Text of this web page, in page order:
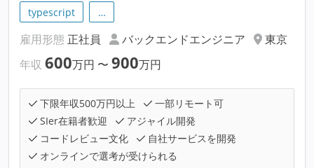
typescript
…
雇用形態 正社員 バックエンドエンジニア
東京
年収 600万円 〜 900万円
下限年収500万円以上
一部リモート可
SIer在籍者歓迎
アジャイル開発
コードレビュー文化
自社サービスを開発
オンラインで選考が受けられる